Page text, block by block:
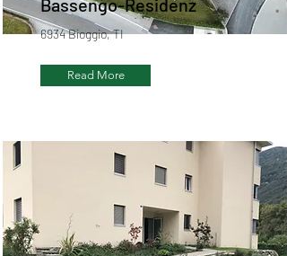
Bassengo-Residenz
6934 Bioggio, TI
Read More